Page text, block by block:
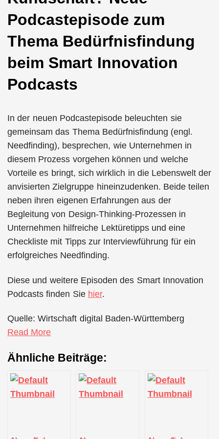
Podcastepisode zum
Thema Bedürfnisfindung
beim Smart Innovation
Podcasts
In der neuen Podcastepisode beleuchten sie
gemeinsam das Thema Bedürfnisfindung (engl.
Needfinding), besprechen, wie Unternehmen in
diesem Prozess vorgehen können und welche
Vorteile es bringt, sich wirklich in die Lebenswelt der
anvisierten Zielgruppe hineinzudenken. Beide teilen
neben ihren eigenen Erfahrungen aus der
Begleitung von Design-Thinking-Prozessen in
Unternehmen hilfreiche Lektüretipps und eine
Checkliste mit Tipps zur Interviewführung für ein
erfolgreiches Needfinding.
Diese und weitere Episoden des Smart Innovation
Podcasts finden Sie hier.
Quelle: Wirtschaft digital Baden-Württemberg
Read More
Ähnliche Beiträge: